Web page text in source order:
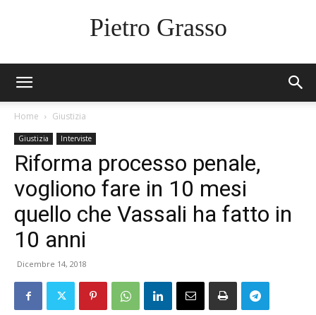
Pietro Grasso
Home Giustizia
Giustizia Interviste
Riforma processo penale,
vogliono fare in 10 mesi
quello che Vassali ha fatto in
10 anni
Dicembre 14, 2018